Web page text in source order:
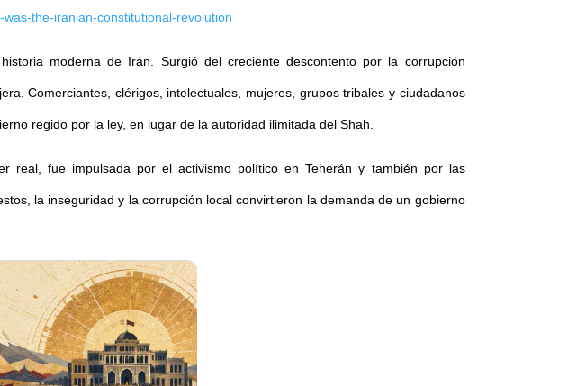
the-iranian-constitutional-revolution
moderna de Irán. Surgió del creciente descontento por la corrupción
Comerciantes, clérigos, intelectuales, mujeres, grupos tribales y ciudadanos
regido por la ley, en lugar de la autoridad ilimitada del Shah.
real, fue impulsada por el activismo político en Teherán y también por las
la inseguridad y la corrupción local convirtieron la demanda de un gobierno